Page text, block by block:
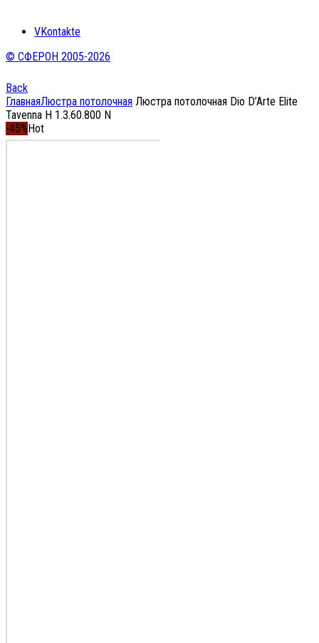
VKontakte
© СФЕРОН 2005-2026
Back
ГлавнаяЛюстра потолочная Люстра потолочная Dio D’Arte Elite
Tavenna H 1.3.60.800 N
-45% Hot